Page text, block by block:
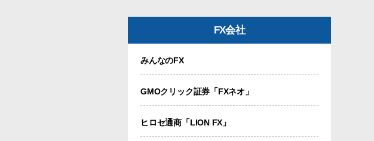
FX会社
みんなのFX
GMOクリック証券「FXネオ」
ヒロセ通商「LION FX」